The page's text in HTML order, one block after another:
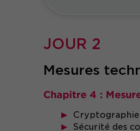
JOUR 2
Mesures
Chapitre 4 :
Cryptographie
Sécurité des